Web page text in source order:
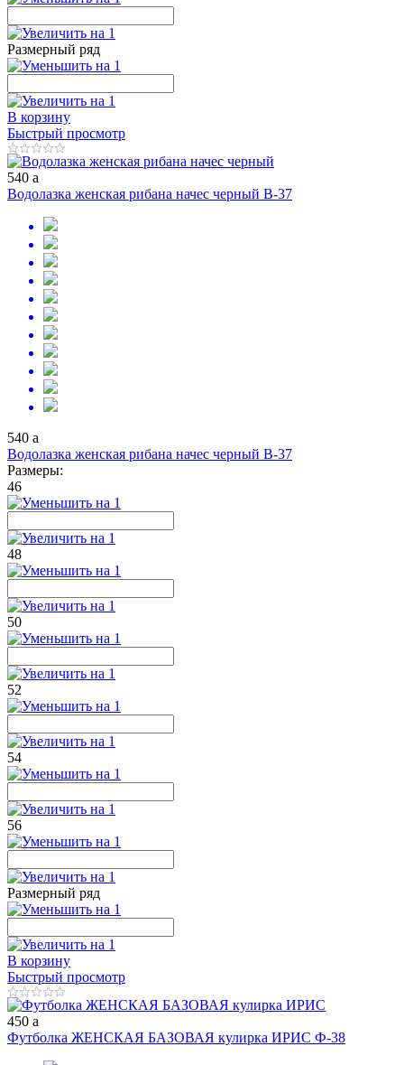
Размерный ряд
В корзину
Быстрый просмотр
540 a
Водолазка женская рибана начес черный В-37
540 a
Водолазка женская рибана начес черный В-37
Размеры:
46
48
50
52
54
56
Размерный ряд
В корзину
Быстрый просмотр
450 a
Футболка ЖЕНСКАЯ БАЗОВАЯ кулирка ИРИС Ф-38